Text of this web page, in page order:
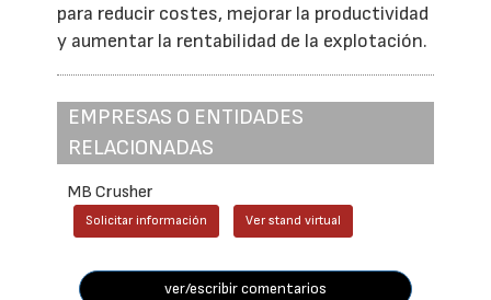
para reducir costes, mejorar la productividad
y aumentar la rentabilidad de la explotación.
EMPRESAS O ENTIDADES
RELACIONADAS
MB Crusher
Solicitar información Ver stand virtual
ver/escribir comentarios